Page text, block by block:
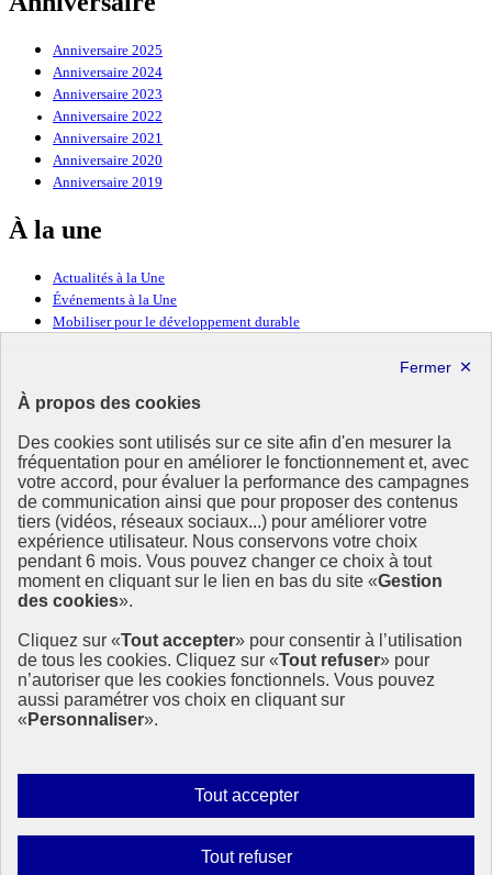
À propos des cookies
Des cookies sont utilisés sur ce site afin d'en mesurer la
fréquentation pour en améliorer le fonctionnement et, avec
votre accord, pour évaluer la performance des campagnes
de communication ainsi que pour proposer des contenus
tiers (vidéos, réseaux sociaux...) pour améliorer votre
expérience utilisateur. Nous conservons votre choix
pendant 6 mois. Vous pouvez changer ce choix à tout
moment en cliquant sur le lien en bas du site «Gestion
des cookies».
Cliquez sur «Tout accepter» pour consentir à l’utilisation
de tous les cookies. Cliquez sur «Tout refuser» pour
n’autoriser que les cookies fonctionnels. Vous pouvez
aussi paramétrer vos choix en cliquant sur
« Personnaliser».
Tout accepterAutoriser
tous
Tout refuserInterdire
Anniversaire 2025
Anniversaire 2024
Anniversaire 2023
Anniversaire 2022
Anniversaire 2021
Anniversaire 2020
Anniversaire 2019
À la une
Actualités à la Une
Événements à la Une
Mobiliser pour le développement durable
Ressources
Ressources
La Méth’ODD
Gouvernement
Ce site propose l’information de référence concernant l’Agenda
2030 et la feuille de route de la France. Il valorise la mobilisation de
tous les acteurs.
info.gouv.fr- ouvre une nouvelle fenêtre
service-public.fr - ouvre une nouvelle fenêtre
legifrance.gouv.fr- ouvre une nouvelle fenêtre
data.gouv.fr- ouvre une nouvelle fenêtre
Mentions légales
Contact